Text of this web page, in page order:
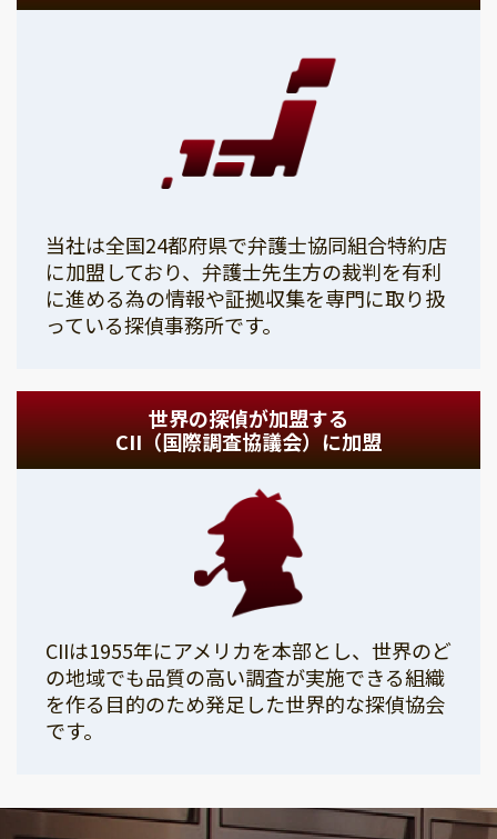
当社は全国24都府県で弁護士協同組合特約店
に加盟しており、弁護士先生方の裁判を有利
に進める為の情報や証拠収集を専門に取り扱
っている探偵事務所です。
世界の探偵が加盟する
CII（国際調査協議会）に加盟
CIIは1955年にアメリカを本部とし、世界のど
の地域でも品質の高い調査が実施できる組織
を作る目的のため発足した世界的な探偵協会
です。